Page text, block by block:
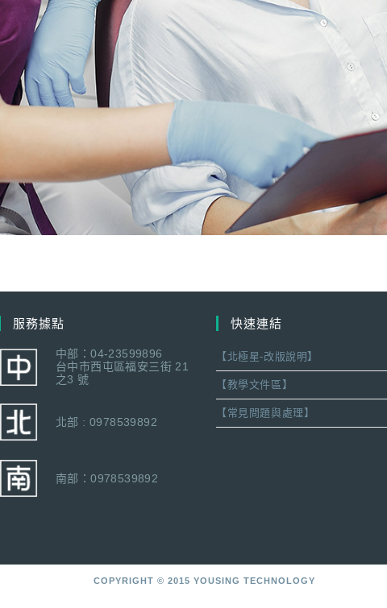
服務據點
中部：04-23599896
台中市西屯區福安三街 21
之3 號
北部 : 0978539892
南部：0978539892
快速連結
【北極星-改版說明】
【教學文件區】
【常見問題與處理】
COPYRIGHT © 2015 YOUSING TECHNOLOGY